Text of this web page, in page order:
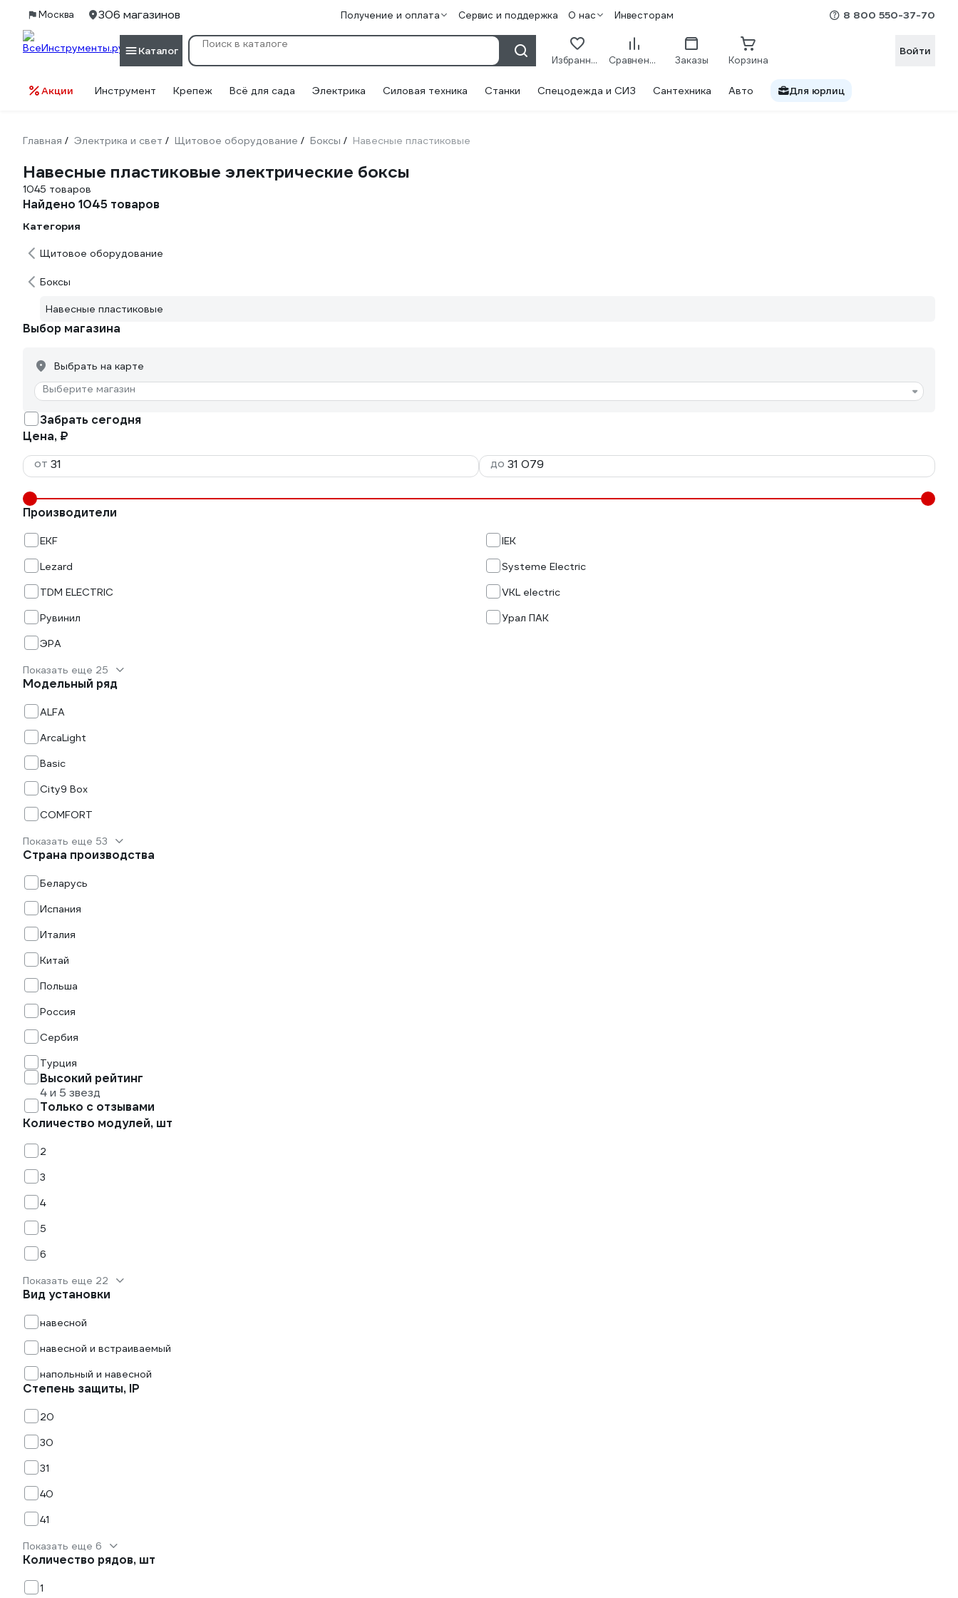
Москва 306 магазинов Получение и оплата Сервис и поддержка О нас Инвесторам 8 800 550-37-70
Каталог
Избранное Сравнение Заказы Корзина
Войти
Акции Инструмент Крепеж Всё для сада Электрика Силовая техника Станки Спецодежда и СИЗ Сантехника Авто Для юрлиц
Главная / Электрика и свет / Щитовое оборудование / Боксы / Навесные пластиковые
Навесные пластиковые электрические боксы
1045 товаров
Найдено 1045 товаров
Категория
Щитовое оборудование
Боксы
Навесные пластиковые
Выбор магазина
Выбрать на карте
Выберите магазин
Забрать сегодня
Цена, ₽
от
до
Производители
EKF
IEK
Lezard
Systeme Electric
TDM ELECTRIC
VKL electric
Рувинил
Урал ПАК
ЭРА
Показать еще 25
Модельный ряд
ALFA
ArcaLight
Basic
City9 Box
COMFORT
Показать еще 53
Страна производства
Беларусь
Испания
Италия
Китай
Польша
Россия
Сербия
Турция
Высокий рейтинг
4 и 5 звезд
Только с отзывами
Количество модулей, шт
2
3
4
5
6
Показать еще 22
Вид установки
навесной
навесной и встраиваемый
напольный и навесной
Степень защиты, IP
20
30
31
40
41
Показать еще 6
Количество рядов, шт
1